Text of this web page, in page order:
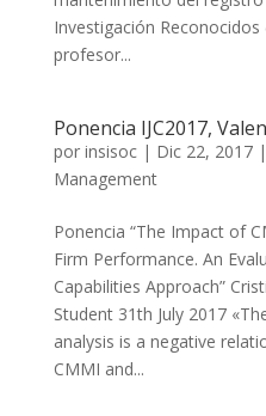
Investigación Reconocidos
profesor...
Ponencia IJC2017,
por insisoc| Dic 22, 2017|
Management
Ponencia “The Impact of
Firm Performance. An
Capabilities Approach”
Student 31th July 2017
analysis is a negative
CMMI and...